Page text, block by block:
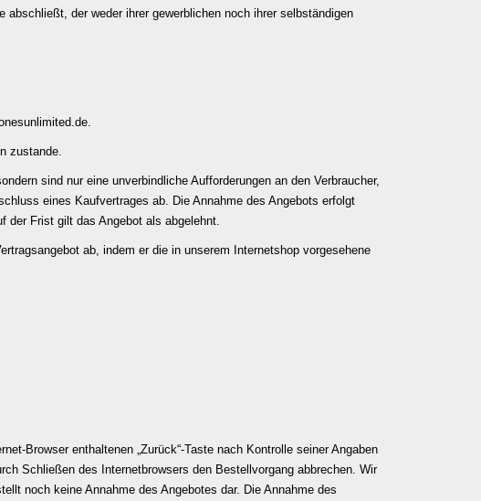
der weder ihrer gewerblichen noch ihrer selbständigen
zustande.
sind nur eine unverbindliche Aufforderungen an den Verbraucher,
eines Kaufvertrages ab. Die Annahme des Angebots erfolgt
der Frist gilt das Angebot als abgelehnt.
ab, indem er die in unserem Internetshop vorgesehene
Browser enthaltenen „Zurück“-Taste nach Kontrolle seiner Angaben
Schließen des Internetbrowsers den Bestellvorgang abbrechen. Wir
noch keine Annahme des Angebotes dar. Die Annahme des